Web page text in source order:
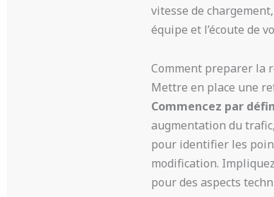
vitesse de
équipe et l’écoute de
Comment preparer la
Mettre en place une
Commencez par
augmentation du
pour identifier les
modification.
pour des aspects